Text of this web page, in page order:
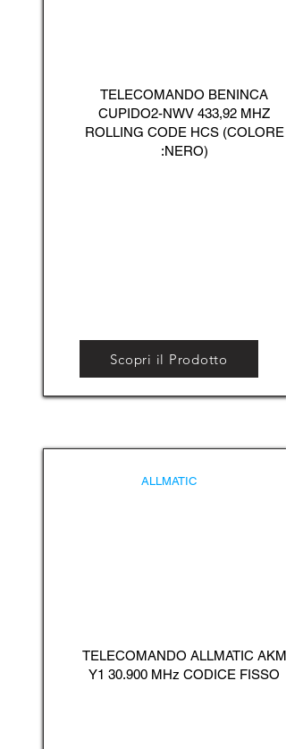
TELECOMANDO BENINCA
CUPIDO2-NWV 433,92 MHZ
ROLLING CODE HCS (COLORE
:NERO)
Scopri il Prodotto
ALLMATIC
TELECOMANDO ALLMATIC AKM
Y1 30.900 MHz CODICE FISSO